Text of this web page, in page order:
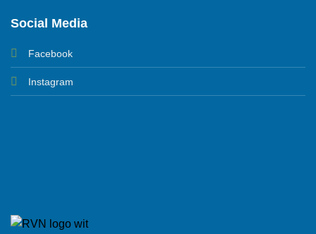
Social Media
Facebook
Instagram